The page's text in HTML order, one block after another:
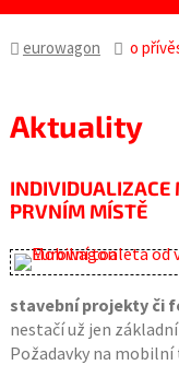
eurowagon o
Aktuality
INDIVIDUALIZACE
PRVNÍM MÍSTĚ
stavební projekty či
nestačí už jen
Požadavky na